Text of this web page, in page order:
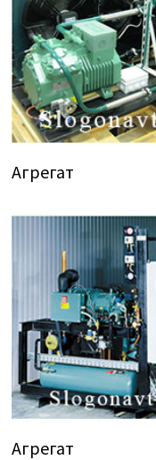
Агрегат
Агрегат